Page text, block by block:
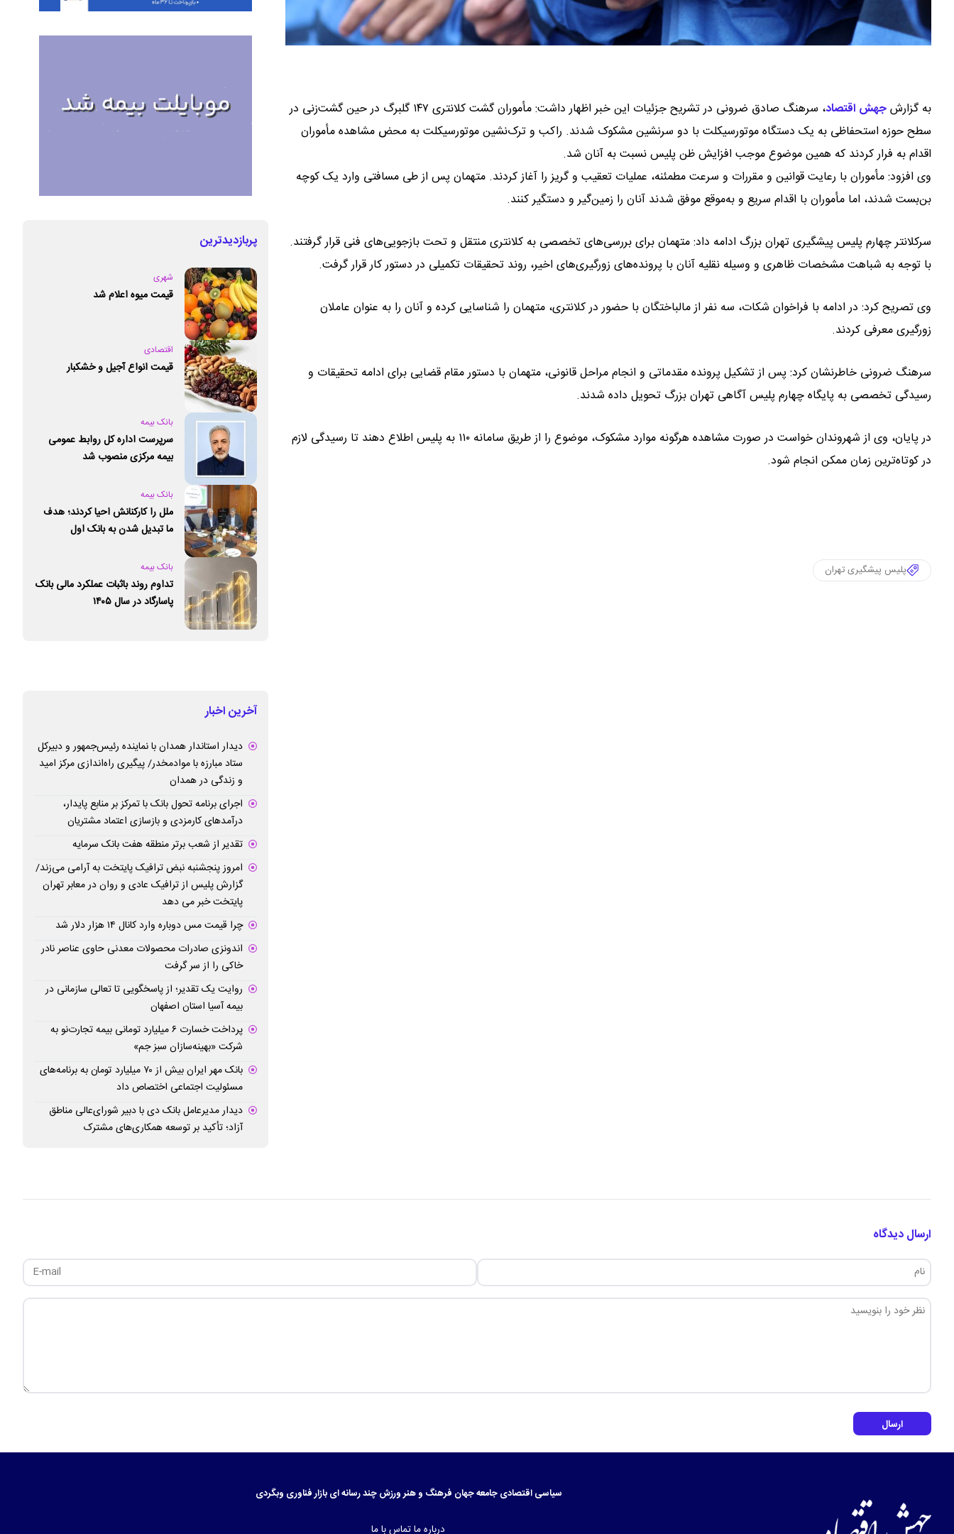
به گزارشجهش اقتصاد،
سرهنگ صادق ضرونی در تشریح جزئیات این خبر اظهار داشت: مأموران گشت کلانتری ۱۴۷ گلبرگ در حین گشت‌زنی در
سطح حوزه استحفاظی به یک دستگاه موتورسیکلت با دو سرنشین مشکوک شدند. راکب و ترک‌نشین موتورسیکلت به محض مشاهده مأموران
اقدام به فرار کردند که همین موضوع موجب افزایش ظن پلیس نسبت به آنان شد.
وی افزود: مأموران با رعایت قوانین و مقررات و سرعت مطمئنه، عملیات تعقیب و گریز را آغاز کردند. متهمان پس از طی مسافتی وارد یک کوچه
بن‌بست شدند، اما مأموران با اقدام سریع و به‌موقع موفق شدند آنان را زمین‌گیر و دستگیر کنند.
سرکلانتر چهارم پلیس پیشگیری تهران بزرگ ادامه داد: متهمان برای بررسی‌های تخصصی به کلانتری منتقل و تحت بازجویی‌های فنی قرار گرفتند.
با توجه به شباهت مشخصات ظاهری و وسیله نقلیه آنان با پرونده‌های زورگیری‌های اخیر، روند تحقیقات تکمیلی در دستور کار قرار گرفت.
وی تصریح کرد: در ادامه با فراخوان شکات، سه نفر از مالباختگان با حضور در کلانتری، متهمان را شناسایی کرده و آنان را به عنوان عاملان
زورگیری معرفی کردند.
سرهنگ ضرونی خاطرنشان کرد: پس از تشکیل پرونده مقدماتی و انجام مراحل قانونی، متهمان با دستور مقام قضایی برای ادامه تحقیقات و
رسیدگی تخصصی به پایگاه چهارم پلیس آگاهی تهران بزرگ تحویل داده شدند.
در پایان، وی از شهروندان خواست در صورت مشاهده هرگونه موارد مشکوک، موضوع را از طریق سامانه ۱۱۰ به پلیس اطلاع دهند تا رسیدگی لازم
در کوتاه‌ترین زمان ممکن انجام شود.
پلیس پیشگیری تهران
پربازدیدترین
شهری
قیمت میوه اعلام شد
اقتصادی
قیمت انواع آجیل و خشکبار
بانک بیمه
سرپرست اداره کل روابط عمومی
بیمه مرکزی منصوب شد
بانک بیمه
ملل را کارکنانش احیا کردند؛ هدف
ما تبدیل شدن به بانک اول
بانک بیمه
تداوم روند باثبات عملکرد مالی بانک
پاسارگاد در سال ۱۴۰۵
آخرین اخبار
دیدار استاندار همدان با نماینده رئیس‌جمهور و دبیرکل
ستاد مبارزه با موادمخدر/ پیگیری راه‌اندازی مرکز امید
و زندگی در همدان
اجرای برنامه تحول بانک با تمرکز بر منابع پایدار،
درآمدهای کارمزدی و بازسازی اعتماد مشتریان
تقدیر از شعب برتر منطقه هفت بانک سرمایه
امروز پنجشنبه نبض ترافیک پایتخت به آرامی می‌زند/
گزارش پلیس از ترافیک عادی و روان در معابر تهران
پایتخت خبر می دهد
چرا قیمت مس دوباره وارد کانال ۱۴ هزار دلار شد
اندونزی صادرات محصولات معدنی حاوی عناصر نادر
خاکی را از سر گرفت
روایت یک تقدیر؛ از پاسخگویی تا تعالی سازمانی در
بیمه آسیا استان اصفهان
پرداخت خسارت ۶ میلیارد تومانی بیمه تجارت‌نو به
شرکت «بهینه‌سازان سبز جم»
بانک مهر ایران بیش از ۷۰ میلیارد تومان به برنامه‌های
مسئولیت اجتماعی اختصاص داد
دیدار مدیرعامل بانک دی با دبیر شورای‌عالی مناطق
آزاد؛ تأکید بر توسعه همکاری‌های مشترک
ارسال دیدگاه
ارسال
سیاسیاقتصادیجامعهجهان فرهنگ و هنرورزشچند رسانه ایبازارفناوری وبگردی
درباره ماتماس با ما